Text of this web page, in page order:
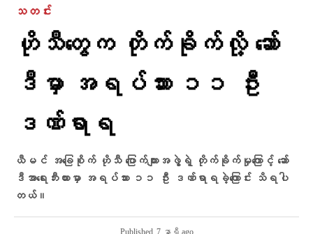
သတင်း
ဟိုသီတွေက တိုက်ခိုက်လို့ ဆော်
ဒီမှာ အရပ်သား ၁၁ ဦး
ဒဏ်ရာရ
ယီမင် အခြေစိုက် ဟိုသီ ပြောက်ကျားအဖွဲ့ရဲ့ တိုက်ခိုက်မှုကြောင့် ဆော်
ဒီအာရေးဘီးယားမှာ အရပ်သား ၁၁ ဦး ဒဏ်ရာရခဲ့ကြောင်း သိရပါ
တယ်။